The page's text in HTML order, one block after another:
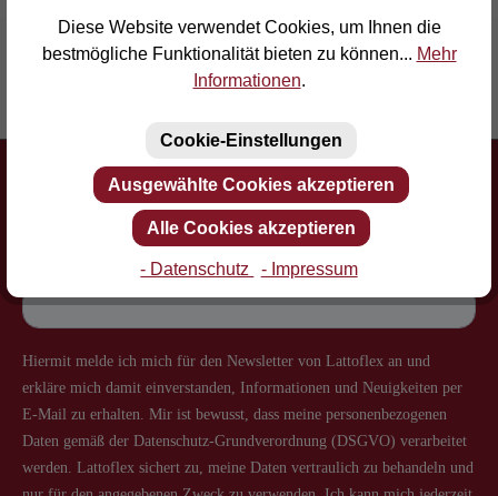
Abonnieren Sie jetzt einfach unseren regelmäßig erscheinenden
Newsletter und Sie werden stets unter den Ersten sein, über neue
Produkte und Angebote informiert werden.
Diese Website verwendet Cookies, um Ihnen die
bestmögliche Funktionalität bieten zu können... Mehr
Informationen.
Cookie-Einstellungen
Ausgewählte Cookies akzeptieren
Alle Cookies akzeptieren
- Datenschutz - Impressum